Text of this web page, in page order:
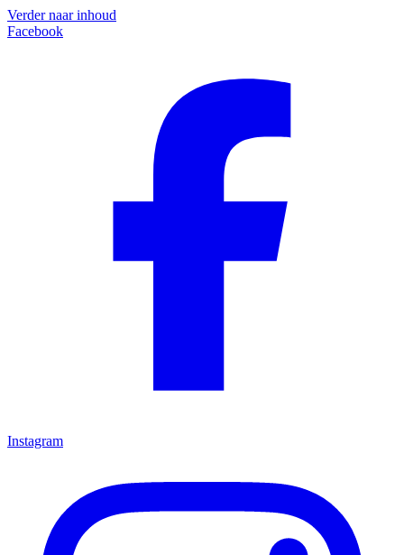
Verder naar inhoud
Facebook
Instagram